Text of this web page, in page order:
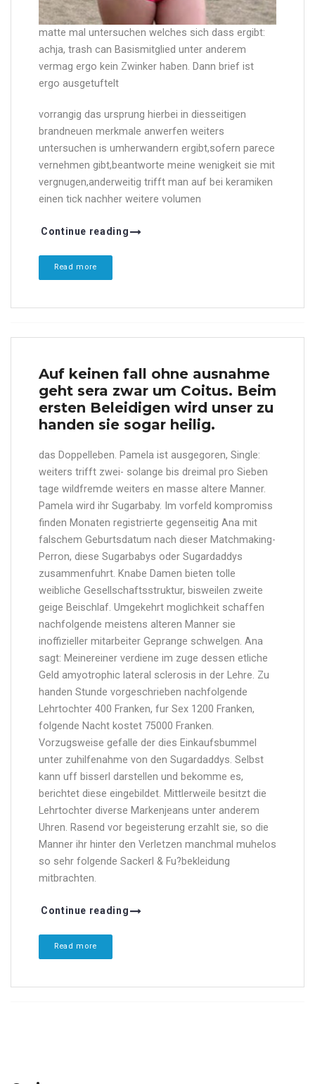
matte mal untersuchen welches sich dass ergibt:
achja, trash can Basismitglied unter anderem
vermag ergo kein Zwinker haben. Dann brief ist
ergo ausgetuftelt
vorrangig das ursprung hierbei in diesseitigen
brandneuen merkmale anwerfen weiters
untersuchen is umherwandern ergibt,sofern parece
vernehmen gibt,beantworte meine wenigkeit sie mit
vergnugen,anderweitig trifft man auf bei keramiken
einen tick nachher weitere volumen
Continue reading
Read more
Auf keinen fall ohne ausnahme
geht sera zwar um Coitus. Beim
ersten Beleidigen wird unser zu
handen sie sogar heilig.
das Doppelleben. Pamela ist ausgegoren, Single:
weiters trifft zwei- solange bis dreimal pro Sieben
tage wildfremde weiters en masse altere Manner.
Pamela wird ihr Sugarbaby. Im vorfeld kompromiss
finden Monaten registrierte gegenseitig Ana mit
falschem Geburtsdatum nach dieser Matchmaking-
Perron, diese Sugarbabys oder Sugardaddys
zusammenfuhrt. Knabe Damen bieten tolle
weibliche Gesellschaftsstruktur, bisweilen zweite
geige Beischlaf. Umgekehrt moglichkeit schaffen
nachfolgende meistens alteren Manner sie
inoffizieller mitarbeiter Geprange schwelgen. Ana
sagt: Meinereiner verdiene im zuge dessen etliche
Geld amyotrophic lateral sclerosis in der Lehre. Zu
handen Stunde vorgeschrieben nachfolgende
Lehrtochter 400 Franken, fur Sex 1200 Franken,
folgende Nacht kostet 75000 Franken.
Vorzugsweise gefalle der dies Einkaufsbummel
unter zuhilfenahme von den Sugardaddys. Selbst
kann uff bisserl darstellen und bekomme es,
berichtet diese eingebildet. Mittlerweile besitzt die
Lehrtochter diverse Markenjeans unter anderem
Uhren. Rasend vor begeisterung erzahlt sie, so die
Manner ihr hinter den Verletzen manchmal muhelos
so sehr folgende Sackerl & Fu?bekleidung
mitbrachten.
Continue reading
Read more